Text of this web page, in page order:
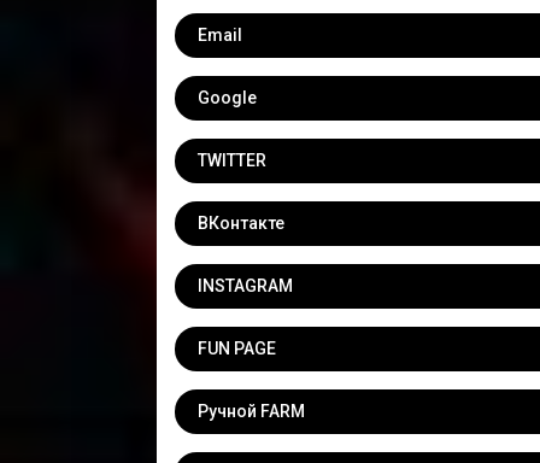
Email
Google
TWITTER
ВКонтакте
INSTAGRAM
FUN PAGE
Ручной FARM